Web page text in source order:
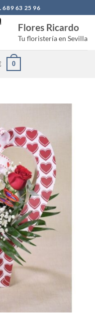
689 63 25 96
Flores Ricardo
Tu floristería en Sevilla
0